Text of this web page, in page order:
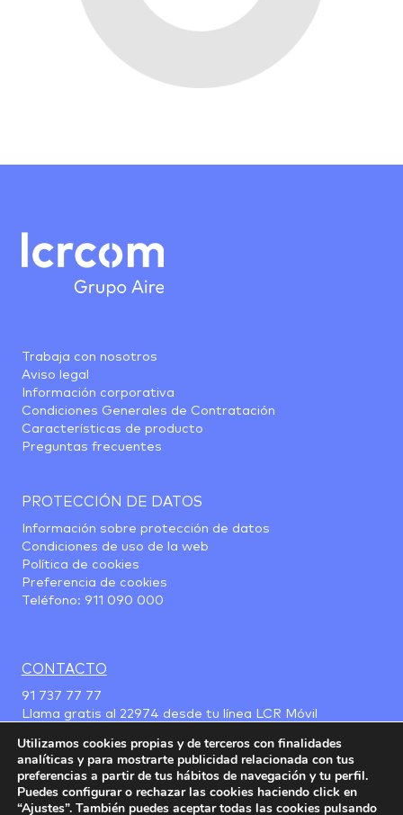
Trabaja con nosotros
Aviso legal
Información corporativa
Condiciones Generales de Contratación
Características de producto
Preguntas frecuentes
PROTECCIÓN DE DATOS
Información sobre protección de datos
Condiciones de uso de la web
Política de cookies
Preferencia de cookies
Teléfono: 911 090 000
CONTACTO
91 737 77 77
Llama gratis al 22974 desde tu línea LCR Móvil
Utilizamos cookies propias y de terceros con finalidades
analíticas y para mostrarte publicidad relacionada con tus
preferencias a partir de tus hábitos de navegación y tu perfil.
Puedes configurar o rechazar las cookies haciendo click en
“Ajustes”. También puedes aceptar todas las cookies pulsando